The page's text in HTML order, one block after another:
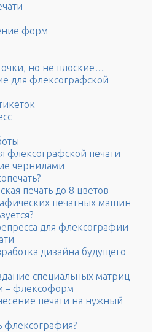
форм
но не плоские…
для флексографской
флексографской печати
чернилами
печать до 8 цветов
печатных машин
для флексографии
дизайна будущего
специальных матриц
– флексоформ
печати на нужный
флексография?